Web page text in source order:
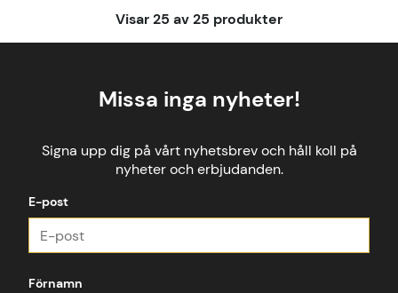
Visar25 av25 produkter
Missa inga nyheter!
Signa upp dig på vårt nyhetsbrev och håll koll på
nyheter och erbjudanden.
E-post
Förnamn